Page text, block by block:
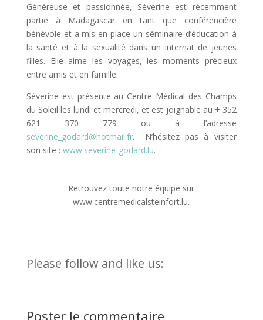
Généreuse et passionnée, Séverine est récemment
partie à Madagascar en tant que conférencière
bénévole et a mis en place un séminaire d’éducation à
la santé et à la sexualité dans un internat de jeunes
filles. Elle aime les voyages, les moments précieux
entre amis et en famille.
Séverine est présente au Centre Médical des Champs
du Soleil les lundi et mercredi, et est joignable au + 352
621 370 779 ou à l’adresse
severine_godard@hotmail.fr. N’hésitez pas à visiter
son site : www.severine-godard.lu.
Retrouvez toute notre équipe sur
www.centremedicalsteinfort.lu.
Please follow and like us:
Poster le commentaire